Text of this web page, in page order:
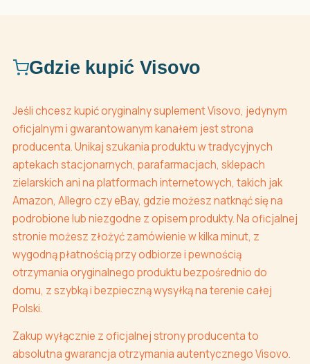
Gdzie kupić Visovo
Jeśli chcesz kupić oryginalny suplement Visovo, jedynym
oficjalnym i gwarantowanym kanałem jest strona
producenta. Unikaj szukania produktu w tradycyjnych
aptekach stacjonarnych, parafarmacjach, sklepach
zielarskich ani na platformach internetowych, takich jak
Amazon, Allegro czy eBay, gdzie możesz natknąć się na
podrobione lub niezgodne z opisem produkty. Na oficjalnej
stronie możesz złożyć zamówienie w kilka minut, z
wygodną płatnością przy odbiorze i pewnością
otrzymania oryginalnego produktu bezpośrednio do
domu, z szybką i bezpieczną wysyłką na terenie całej
Polski.
Zakup wyłącznie z oficjalnej strony producenta to
absolutna gwarancja otrzymania autentycznego Visovo.